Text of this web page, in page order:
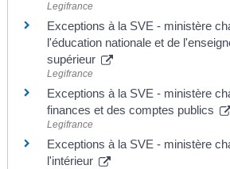
Legifrance
Exceptions à la SVE - ministère
l'éducation nationale et de
supérieur
Legifrance
Exceptions à la SVE - ministère
finances et des comptes publics
Legifrance
Exceptions à la SVE - ministère
l'intérieur